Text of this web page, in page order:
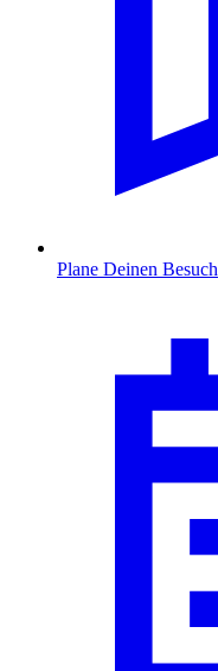
Plane Deinen Besuch